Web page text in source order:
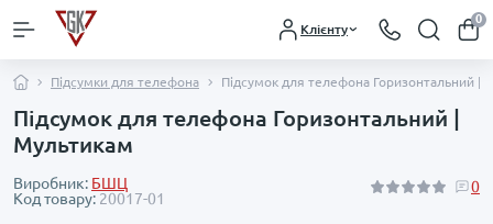
Клієнту
0
Підсумки для телефона Підсумок для телефона Горизонтальний |
Підсумок для телефона Горизонтальний |
Мультикам
Виробник: БШЦ
Код товару: 20017-01
0